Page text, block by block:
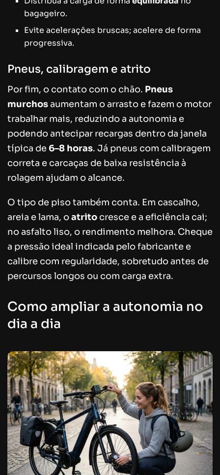
bagageiro.
Evite acelerações bruscas; acelere de forma
progressiva.
Pneus, calibragem e atrito
Por fim, o contato com o chão. Pneus
murchosaumentam o arrasto e fazem o motor
trabalhar mais, reduzindo a autonomia e
podendo antecipar recargas dentro da janela
típica de 6–8 horas. Já pneus com calibragem
correta e carcaças de baixa resistência à
rolagem ajudam o alcance.
O tipo de piso também conta. Em cascalho,
areia e lama, oatrito cresce e a eficiência cai;
no asfalto liso, o rendimento melhora. Cheque
a pressão ideal indicada pelo fabricante e
calibre com regularidade, sobretudo antes de
percursos longos ou com carga extra.
Como ampliar a autonomia no
dia a dia